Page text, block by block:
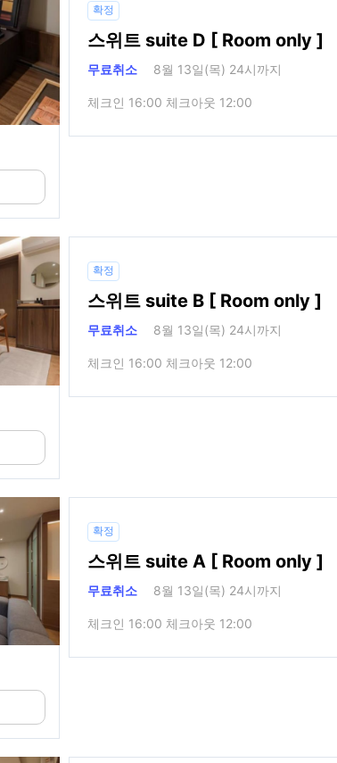
확정
스위트 suite D [ Room only ]
무료취소 8월 13일(목) 24시까지
체크인 16:00 체크아웃 12:00
확정
스위트 suite B [ Room only ]
무료취소 8월 13일(목) 24시까지
체크인 16:00 체크아웃 12:00
확정
스위트 suite A [ Room only ]
무료취소 8월 13일(목) 24시까지
체크인 16:00 체크아웃 12:00